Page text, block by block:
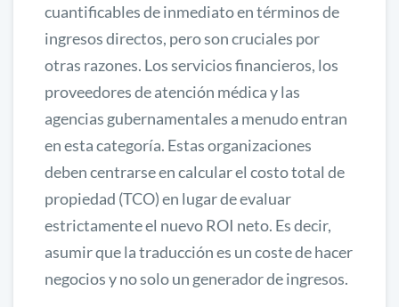
cuantificables de inmediato en términos de
ingresos directos, pero son cruciales por
otras razones. Los servicios financieros, los
proveedores de atención médica y las
agencias gubernamentales a menudo entran
en esta categoría. Estas organizaciones
deben centrarse en calcular el costo total de
propiedad (TCO) en lugar de evaluar
estrictamente el nuevo ROI neto. Es decir,
asumir que la traducción es un coste de hacer
negocios y no solo un generador de ingresos.